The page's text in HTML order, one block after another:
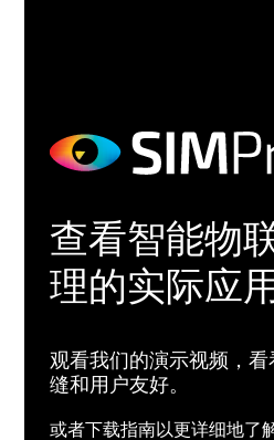
查看智能物
理的实际应
观看我们的演示视频，
缝和用户友好。
或者下载指南以更详细地了